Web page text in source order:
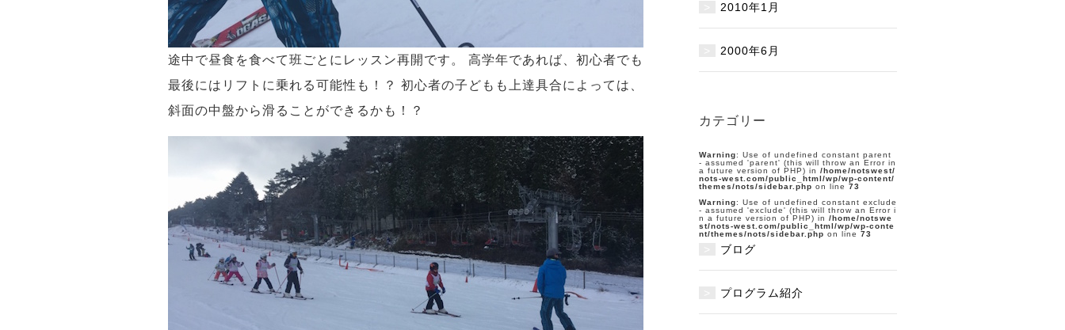
途中で昼食を食べて班ごとにレッスン再開です。 高学年であれば、初心者でも
最後にはリフトに乗れる可能性も！？ 初心者の子どもも上達具合によっては、
斜面の中盤から滑ることができるかも！？
2010年1月
2000年6月
カテゴリー
Warning: Use of undefined constant parent
- assumed 'parent' (this will throw an Error in
a future version of PHP) in /home/notswest/
nots-west.com/public_html/wp/wp-content/
themes/nots/sidebar.php on line 73
Warning: Use of undefined constant exclude
- assumed 'exclude' (this will throw an Error i
n a future version of PHP) in /home/notswe
st/nots-west.com/public_html/wp/wp-conte
nt/themes/nots/sidebar.php on line 73
ブログ
プログラム紹介